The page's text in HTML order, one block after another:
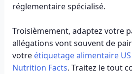
réglementaire spécialisé.
Troisièmement, adaptez votre
allégations vont souvent de
votre étiquetage alimentaire US
Nutrition Facts. Traitez le tout